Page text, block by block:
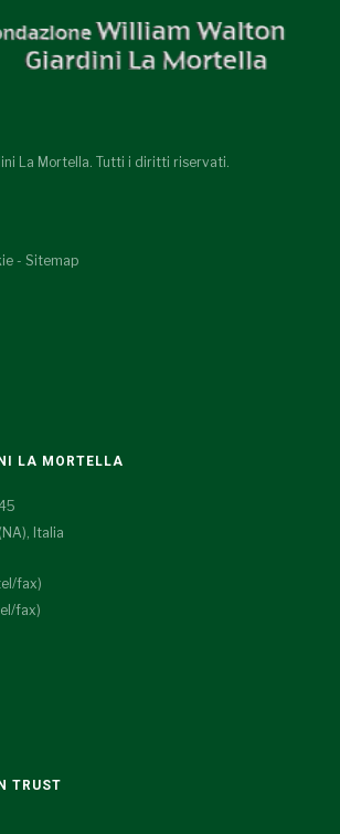
La Mortella. Tutti i diritti riservati.
- Sitemap
LA MORTELLA
Italia
fax)
fax)
TRUST